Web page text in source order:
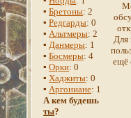
▪Бретоны: 2
▪Редгарды: 0
▪Альтмеры: 2
▪Данмеры: 1
▪Босмеры: 4
▪Орки: 0
▪Хаджиты: 0
▪Аргониане: 1
А кем будешь
ты?
Для
ещё